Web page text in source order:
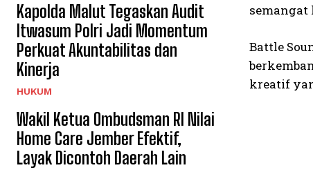
Kapolda Malut Tegaskan Audit
Itwasum Polri Jadi Momentum
Perkuat Akuntabilitas dan
Kinerja
HUKUM
Wakil Ketua Ombudsman RI Nilai
Home Care Jember Efektif,
Layak Dicontoh Daerah Lain
Battle
kreatif